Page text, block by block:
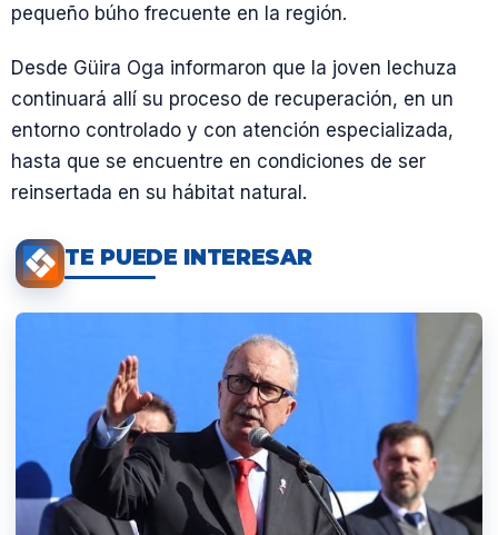
pequeño búho frecuente en la región.
Desde Güira Oga informaron que la joven lechuza
continuará allí su proceso de recuperación, en un
entorno controlado y con atención especializada,
hasta que se encuentre en condiciones de ser
reinsertada en su hábitat natural.
TE PUEDE INTERESAR